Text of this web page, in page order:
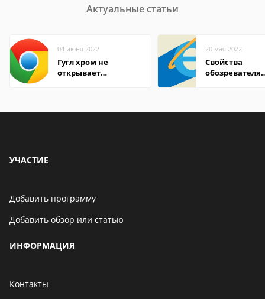
Актуальные статьи
04 июня 2022
Гугл хром не
открывает
20 мая 2022
Свойства
обозревателя
УЧАСТИЕ
Добавить программу
Добавить обзор или статью
ИНФОРМАЦИЯ
Контакты